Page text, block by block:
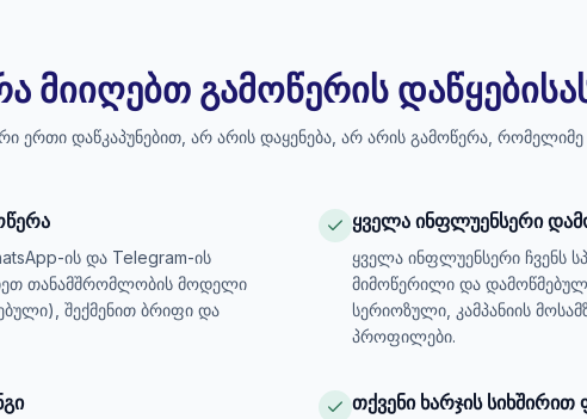
მიიღებთ გამოწერის
ერთი დაწკაპუნებით, არ არის დაყენება, არ არის გამოწერა, რომელიმე
ის და Telegram-ის
თანამშრომლობის მოდელი
შექმენით ბრიფი და
ყველა ინფლუენსერი
ყველა ინფლუენსერი ჩვენს
მიმოწერილი და
სერიოზული, კამპანიის
პროფილები.
თქვენი ხარჯის